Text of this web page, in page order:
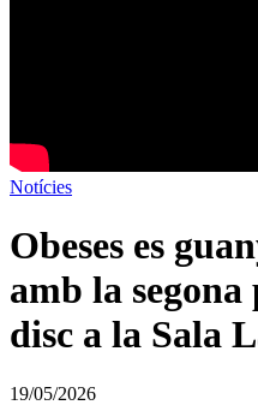
Notícies
Obeses es
amb la
disc a la Sala
19/05/2026